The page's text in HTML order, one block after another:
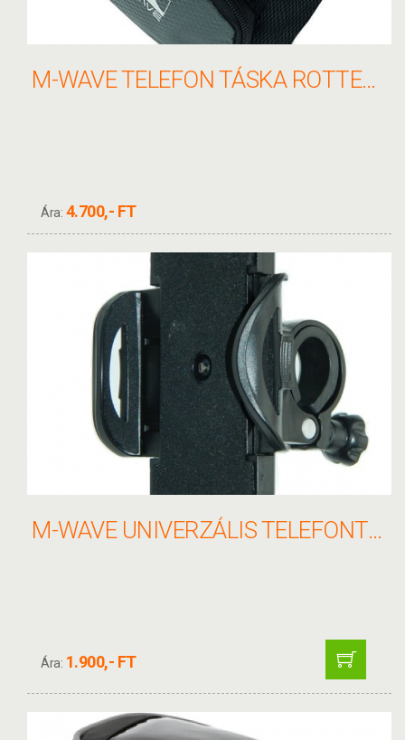
M-WAVE TELEFON TÁSKA ROTTERDAM TOP XL
Ára: 4.700,- FT
M-WAVE UNIVERZÁLIS TELEFONTARTÓ
Ára: 1.900,- FT